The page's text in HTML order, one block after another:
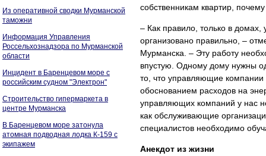
Из оперативной сводки Мурманской
таможни
Информация Управления
Россельхознадзора по Мурманской
области
Инцидент в Баренцевом море с
российским судном "Электрон"
Строительство гипермаркета в
центре Мурманска
В Баренцевом море затонула
атомная подводная лодка К-159 с
экипажем
собственникам квартир,
– Как правило, только в
организовано правильно, –
Мурманска. – Эту работу
впустую. Одному дому нужны
то, что управляющие компании
обоснованием расходов на
управляющих компаний у нас
как обслуживающие
специалистов необходимо
Анекдот из жизни